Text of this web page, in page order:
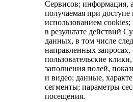
Сервисов; информация,
получаемая при
использованием
в результате действий
данных, в том числе
направленных запросах,
пользовательские
заполнения полей,
и видео; данные,
сегменты; параметры
посещения.